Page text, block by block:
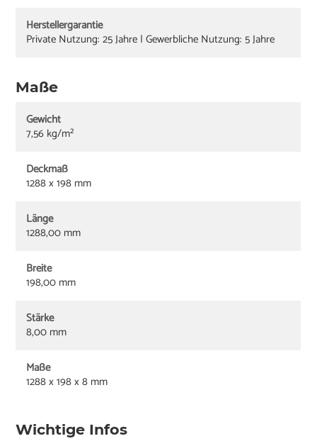
Herstellergarantie
Private Nutzung: 25 Jahre | Gewerbliche Nutzung: 5 Jahre
Maße
Gewicht
7,56 kg/m²
Deckmaß
1288 x 198 mm
Länge
1288,00 mm
Breite
198,00 mm
Stärke
8,00 mm
Maße
1288 x 198 x 8 mm
Wichtige Infos